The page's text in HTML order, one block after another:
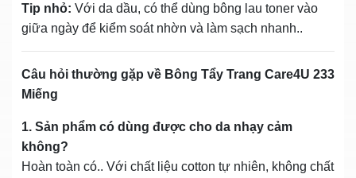
Tip nhỏ: Với da dầu, có thể dùng bông lau toner vào
giữa ngày để kiểm soát nhờn và làm sạch nhanh..
Câu hỏi thường gặp về Bông Tẩy Trang Care4U 233
Miếng
1. Sản phẩm có dùng được cho da nhạy cảm
không?
Hoàn toàn có.. Với chất liệu cotton tự nhiên, không chất